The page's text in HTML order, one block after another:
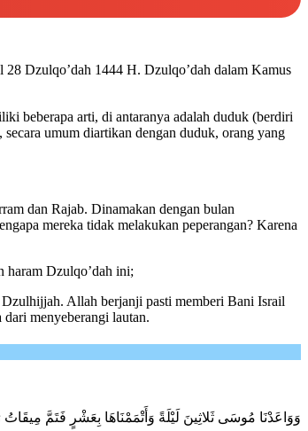
Dzulqo’dah 1444 H. Dzulqo’dah dalam Kamus
umum diartikan dengan duduk, orang yang
dan Rajab. Dinamakan dengan bulan
mereka tidak melakukan peperangan? Karena
haram Dzulqo’dah ini;
Allah berjanji pasti memberi Bani Israil
menyeberangi lautan.
‌وَوَاعَدْنَا ‌مُوسَى ‌ثَلاثِينَ ‌لَيْلَةً وَأَتْمَمْنَاهَا بِعَشْرٍ فَتَمَّ مِيقَاتُ